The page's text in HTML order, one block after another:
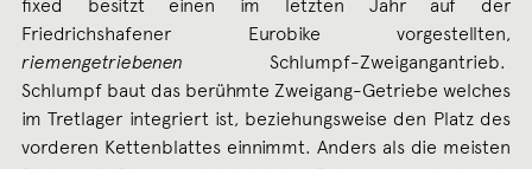
fixed besitzt einen im letzten Jahr auf der
Friedrichshafener Eurobike vorgestellten,
riemengetriebenen Schlumpf-Zweigangantrieb.
Schlumpf baut das berühmte Zweigang-Getriebe welches
im Tretlager integriert ist, beziehungsweise den Platz des
vorderen Kettenblattes einnimmt. Anders als die meisten